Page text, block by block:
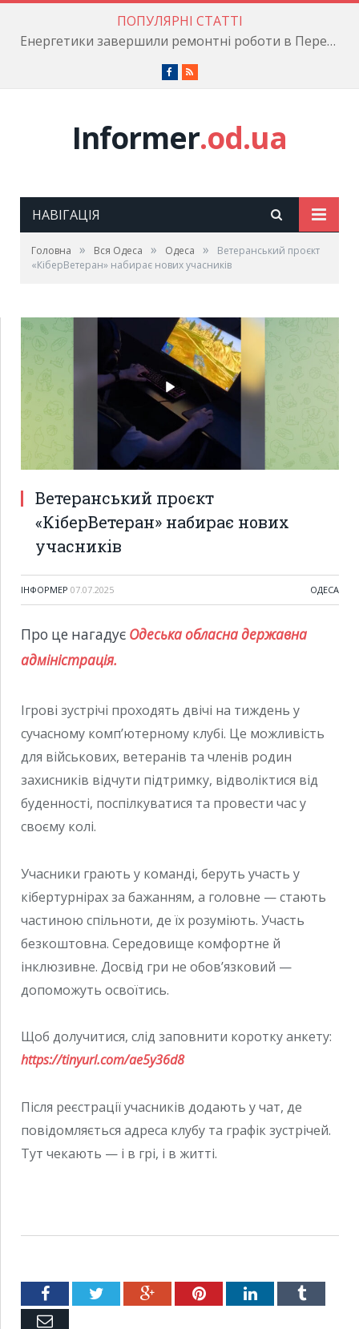
ПОПУЛЯРНІ СТАТТІ
Енергетики завершили ремонтні роботи в Пересипському районі
Facebook
RSS
Informer.od.ua
НАВІГАЦІЯ
Головна » Вся Одеса » Одеса »
Ветеранський проєкт
«КіберВетеран» набирає нових учасників
Ветеранський проєкт
«КіберВетеран» набирає нових
учасників
ІНФОРМЕР 07.07.2025 ОДЕСА
Про це нагадує Одеська обласна державна
адміністрація.
Ігрові зустрічі проходять двічі на тиждень у
сучасному комп’ютерному клубі. Це можливість
для військових, ветеранів та членів родин
захисників відчути підтримку, відволіктися від
буденності, поспілкуватися та провести час у
своєму колі.
Учасники грають у команді, беруть участь у
кібертурнірах за бажанням, а головне — стають
частиною спільноти, де їх розуміють. Участь
безкоштовна. Середовище комфортне й
інклюзивне. Досвід гри не обов’язковий —
допоможуть освоїтись.
Щоб долучитися, слід заповнити коротку анкету:
https://tinyurl.com/ae5y36d8
Після реєстрації учасників додають у чат, де
повідомляється адреса клубу та графік зустрічей.
Тут чекають — і в грі, і в житті.
FacebookTwitter Google+PinterestLinkedInTumblr
Емейл